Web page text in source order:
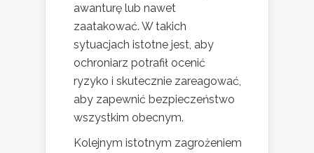
awanturę lub nawet
zaatakować. W takich
sytuacjach istotne jest, aby
ochroniarz potrafił ocenić
ryzyko i skutecznie zareagować,
aby zapewnić bezpieczeństwo
wszystkim obecnym.
Kolejnym istotnym zagrożeniem